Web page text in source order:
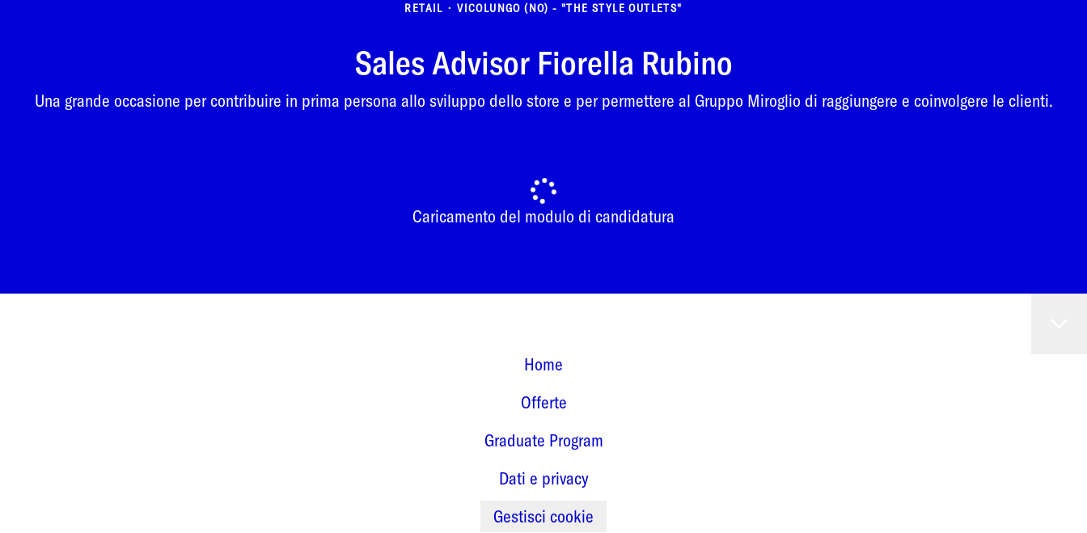
RETAIL · VICOLUNGO (NO) - "THE STYLE OUTLETS"
Sales Advisor Fiorella Rubino
Una grande occasione per contribuire in prima persona allo sviluppo dello store e per permettere al Gruppo Miroglio di raggiungere e coinvolgere le clienti.
Caricamento del modulo di candidatura
Home
Offerte
Graduate Program
Dati e privacy
Gestisci cookie